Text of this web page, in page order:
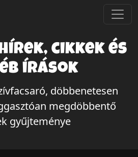
cikkek és
írások
döbbenetesen
megdöbbentő
gyűjteménye